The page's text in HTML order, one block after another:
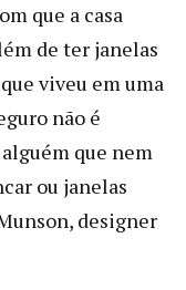
que a casa
de ter janelas
viveu em uma
não é
que nem
ou janelas
designer